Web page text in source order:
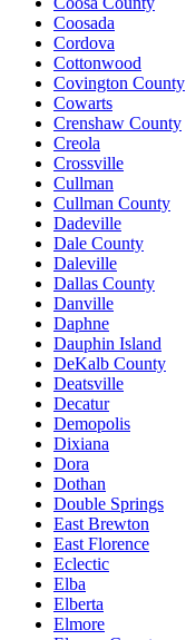
Coosada
Cordova
Cottonwood
Covington County
Cowarts
Crenshaw County
Creola
Crossville
Cullman
Cullman County
Dadeville
Dale County
Daleville
Dallas County
Danville
Daphne
Dauphin Island
DeKalb County
Deatsville
Decatur
Demopolis
Dixiana
Dora
Dothan
Double Springs
East Brewton
East Florence
Eclectic
Elba
Elberta
Elmore